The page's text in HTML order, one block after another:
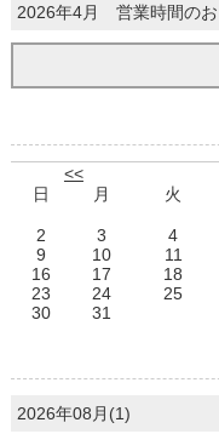
2026年4月 営業時間の
<<
日
月 火
2
3 4
9
10 11
16
17 18
23
24 25
30
31
2026年08月(1)